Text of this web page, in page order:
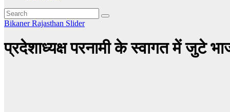
BikanerRajasthan Slider
प्रदेशाध्यक्ष परनामी के स्वागत में जुटे